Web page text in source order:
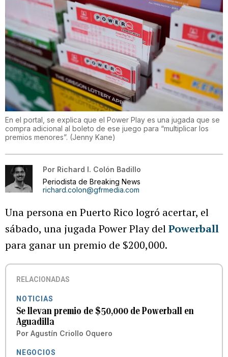
En el portal, se explica que el Power Play es una jugada que se
compra adicional al boleto de ese juego para “multiplicar los
premios menores”. (Jenny Kane)
Por Richard I. Colón Badillo
Periodista de Breaking News
richard.colon@gfrmedia.com
Una persona en Puerto Rico logró acertar, el
sábado, una jugada Power Play delPowerball
para ganar un premio de $200,000.
RELACIONADAS
NOTICIAS
Se llevan premio de $50,000 de Powerball en
Aguadilla
Por Agustín Criollo Oquero
NEGOCIOS